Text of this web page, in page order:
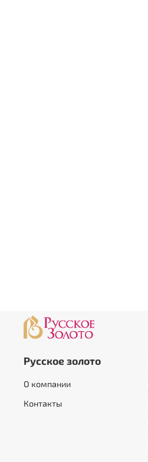
Русское золото
О компании
Контакты